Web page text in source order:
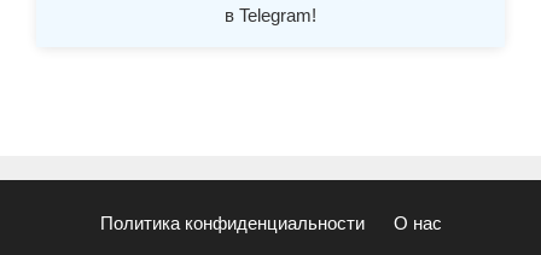
в Telegram!
Политика конфиденциальности О нас